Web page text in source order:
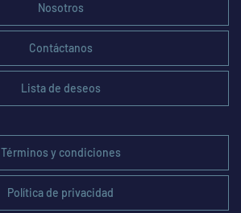
Nosotros
Contáctanos
Lista de deseos
Términos y condiciones
Política de privacidad